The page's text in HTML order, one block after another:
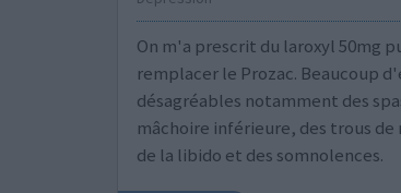
On m'a prescrit du laroxyl 50mg
remplacer le Prozac. Beaucoup
désagréables notamment des
mâchoire inférieure, des trous de
de la libido et des somnolences.